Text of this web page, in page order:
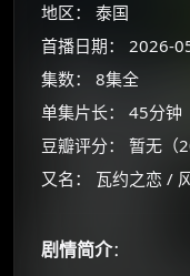
地区： 泰国
首播日期： 2026-
集数： 8集全
单集片长： 45分钟
豆瓣评分： 暂无（
又名： 瓦约之恋 /
剧情简介：